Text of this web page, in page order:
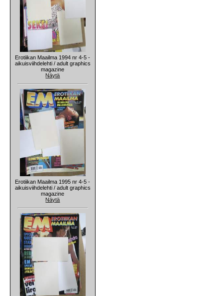
Erotiikan Maailma 1994 nr 4-5 -
aikuisviihdelehti / adult graphics
magazine
Näytä
Erotiikan Maailma 1995 nr 4-5 -
aikuisviihdelehti / adult graphics
magazine
Näytä